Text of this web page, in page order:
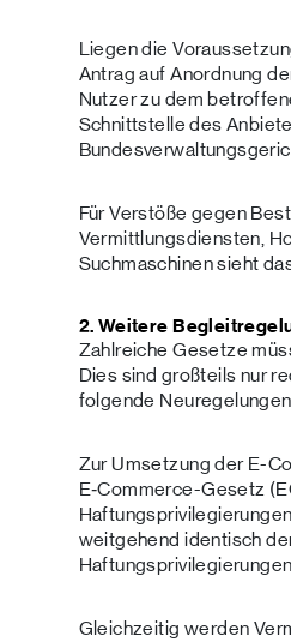
Liegen die
Antrag auf Anordnung
Nutzer zu dem
Schnittstelle des
Für Verstöße gegen
Vermittlungsdiensten,
Suchmaschinen sieht
2. Weitere
Zahlreiche Gesetze
Dies sind großteils nur
folgende
Zur Umsetzung der E-
E‑Commerce-Gesetz
weitgehend identisch
Gleichzeitig werden